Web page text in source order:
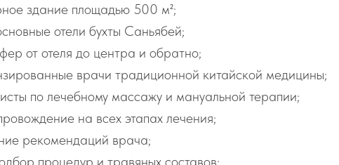
здание площадью 500 м²;
отели бухты Саньябей;
от отеля до центра и обратно;
врачи традиционной китайской медицины;
по лечебному массажу и мануальной терапии;
на всех этапах лечения;
рекомендаций врача;
процедур и травяных составов;